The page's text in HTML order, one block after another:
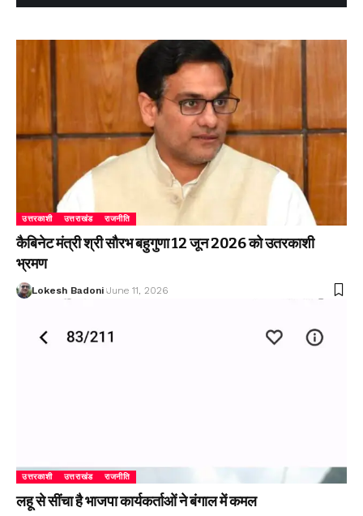
उत्तरकाशी उत्तराखंड राजनीति
कैबिनेट मंत्री श्री सौरभ बहुगुणा 12 जून 2026 को उतरकाशी
भ्रमण
Lokesh Badoni June 11, 2026
उत्तरकाशी उत्तराखंड राजनीति
लहू से सींचा है भाजपा कार्यकर्ताओं ने बंगाल में कमल